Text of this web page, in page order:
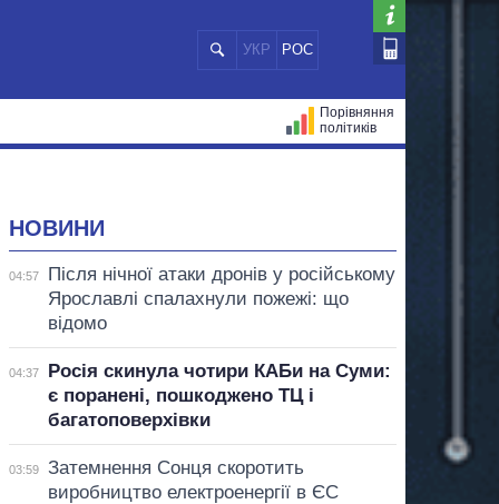
УКР РОС
Порівняння
політиків
НОВИНИ
04:57
Після нічної атаки дронів у російському
Ярославлі спалахнули пожежі: що
відомо
04:37
Росія скинула чотири КАБи на Суми:
є поранені, пошкоджено ТЦ і
багатоповерхівки
03:59
Затемнення Сонця скоротить
виробництво електроенергії в ЄС